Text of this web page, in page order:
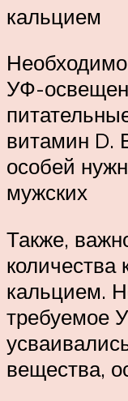
кальцием
УФ-
витамин D.
особей
мужских
Также,
количества
кальцием.
требуемое
вещества,